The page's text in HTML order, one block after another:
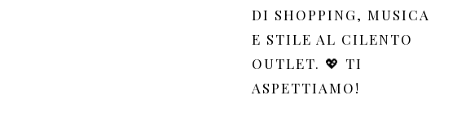
DI SHOPPING, MUSICA
E STILE AL CILENTO
OUTLET. 💖 TI
ASPETTIAMO!